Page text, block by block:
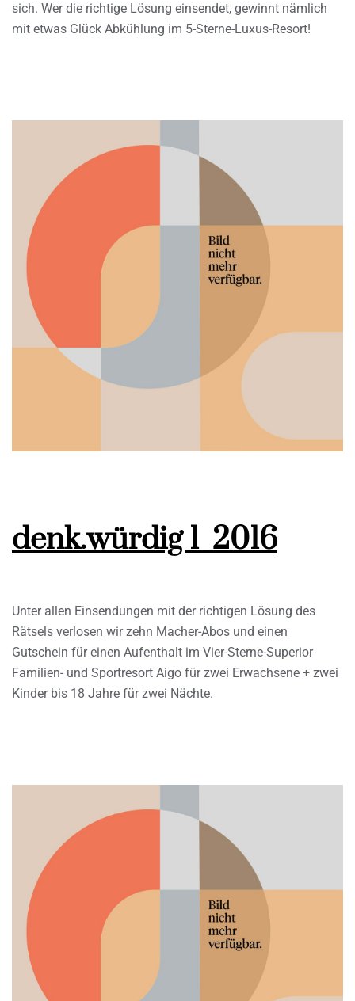
sich. Wer die richtige Lösung einsendet, gewinnt nämlich
mit etwas Glück Abkühlung im 5-Sterne-Luxus-Resort!
denk.würdig 1_2016
Unter allen Einsendungen mit der richtigen Lösung des
Rätsels verlosen wir zehn Macher-Abos und einen
Gutschein für einen Aufenthalt im Vier-Sterne-Superior
Familien- und Sportresort Aigo für zwei Erwachsene + zwei
Kinder bis 18 Jahre für zwei Nächte.